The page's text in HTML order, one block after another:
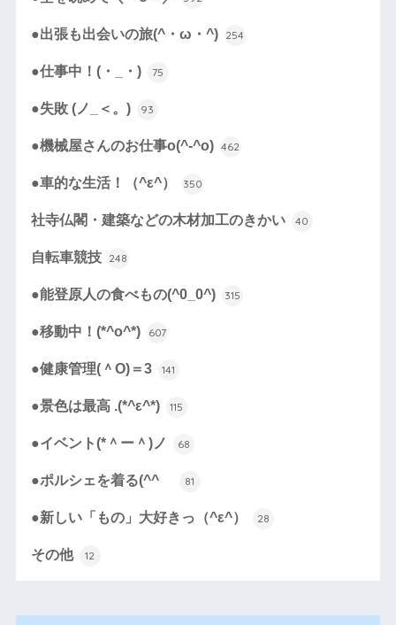
●出張も出会いの旅(^・ω・^) 254
●仕事中！(・_・) 75
●失敗 (ノ_＜。) 93
●機械屋さんのお仕事o(^-^o) 462
●車的な生活！（^ε^） 350
社寺仏閣・建築などの木材加工のきかい 40
自転車競技 248
●能登原人の食べもの(^0_0^) 315
●移動中！(*^o^*) 607
●健康管理(＾O)＝3 141
●景色は最高 .(*^ε^*) 115
●イベント(*＾ー＾)ノ 68
●ポルシェを着る(^^ゞ 81
●新しい「もの」大好きっ（^ε^） 28
その他 12